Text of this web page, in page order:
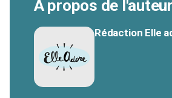
À propos de l'auteur
Rédaction Elle